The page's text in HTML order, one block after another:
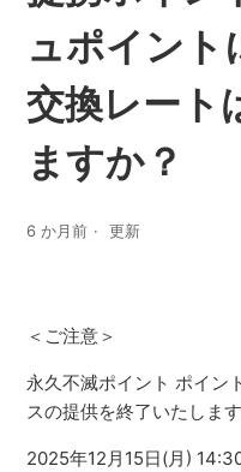
ュポイント
交換レート
ますか？
6 か月前 更新
＜ご注意＞
永久不滅ポイント ポイン
スの提供を終了いたします
2025年12月15日(月)